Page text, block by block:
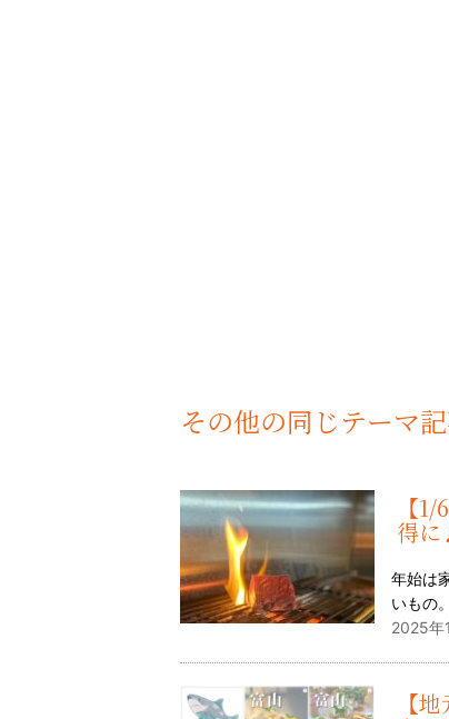
その他の同じテーマ
【
得
年始は
いもの
2025年
【